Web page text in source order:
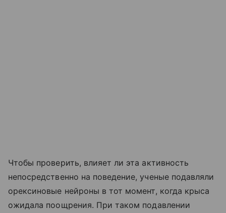
Чтобы проверить, влияет ли эта активность
непосредственно на поведение, ученые подавляли
орексиновые нейроны в тот момент, когда крыса
ожидала поощрения. При таком подавлении